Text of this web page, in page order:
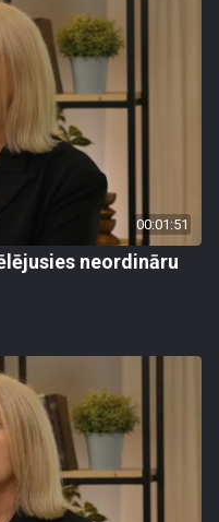
00:01:51
neordināru